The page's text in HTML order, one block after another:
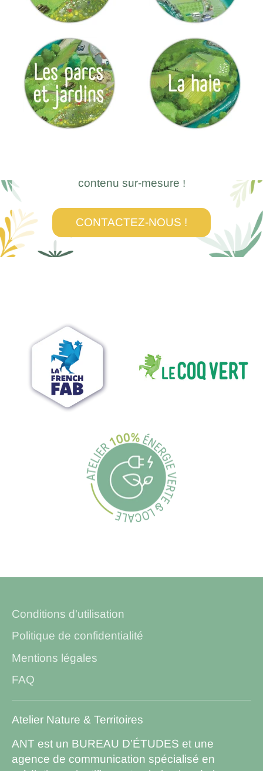
Envie de créer votre propre
outil personnalisé ?
contenu sur-mesure !
CONTACTEZ-NOUS !
Conditions d'utilisation
Politique de confidentialité
Mentions légales
FAQ
Atelier Nature & Territoires
ANT est un BUREAU D’ÉTUDES et une
agence de communication spécialisé en